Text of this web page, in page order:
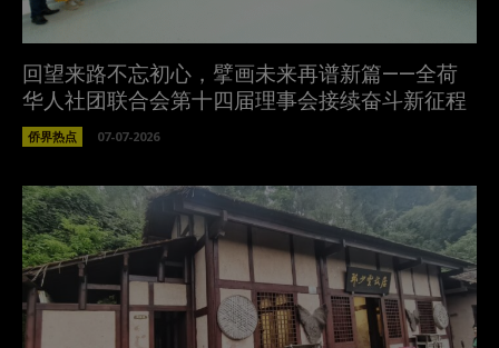
回望来路不忘初心，擘画未来再谱新篇——全荷
华人社团联合会第十四届理事会接续奋斗新征程
侨界热点 07-07-2026